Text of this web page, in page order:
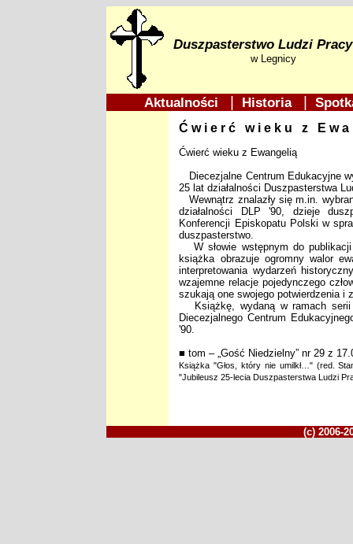
Duszpasterstwo Ludzi
w Legnicy
Aktualności Historia
Ćwierć wieku z
Ćwierć wieku z Ewangelią
Diecezjalne Centrum Edukacyjne
25 lat działalności Duszpasterstwa
Wewnątrz znalazły się m.in.
działalności DLP '90, dzieje
Konferencji Episkopatu Polski w
duszpasterstwo.
W słowie wstępnym do
książka obrazuje ogromny walor
interpretowania wydarzeń
wzajemne relacje pojedynczego
szukają one swojego potwierdzenia i
Książkę, wydaną w ramach serii
Diecezjalnego Centrum
'90.
■ tom – „Gość Niedzielny” nr 29 z
Książka "Głos, który nie umilkł…" (red.
"Jubileusz 25-lecia Duszpasterstwa Ludzi
(c) 2006-